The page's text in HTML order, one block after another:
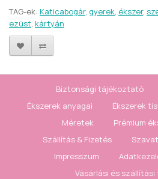
TAG-ek: Katicabogár, gyerek, ékszer,
ezüst, kártyán
Biztonsági tájékoztató
Ékszerek anyagai
Ékszerek
Méretek
Prémium
Szállítás & Fizetés
Impresszum
Vásárlási és